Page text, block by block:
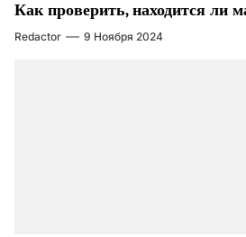
Как проверить, находится ли
Redactor 9 Ноября 2024